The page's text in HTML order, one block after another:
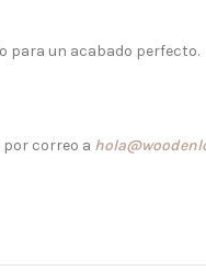
para un acabado perfecto.
por correo a